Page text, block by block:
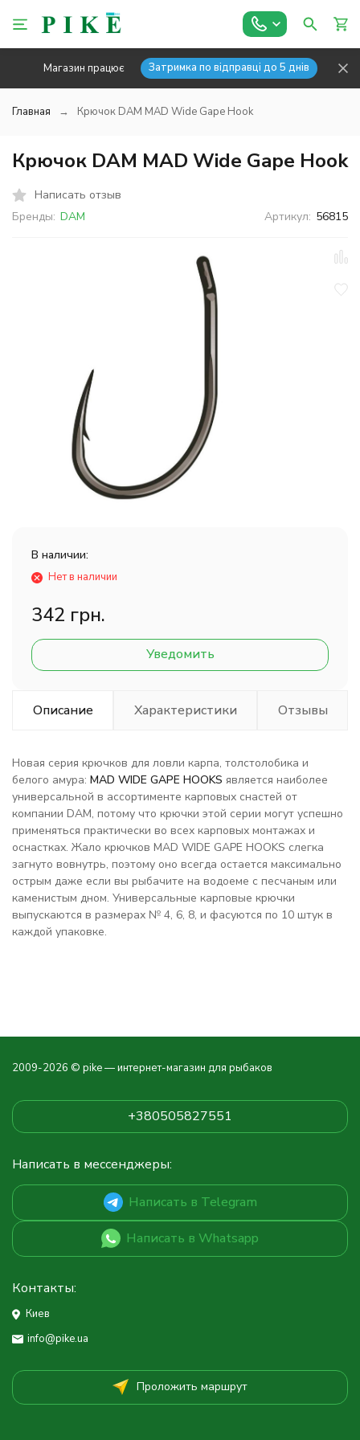
Магазин працює Затримка по відправці до 5 днів
Главная Крючок DAM MAD Wide Gape Hook
Крючок DAM MAD Wide Gape Hook
Написать отзыв
Бренды: DAM Артикул: 56815
В наличии:
Нет в наличии
342 грн.
Уведомить
Описание Характеристики Отзывы
Новая серия крючков для ловли карпа, толстолобика и
белого амура: MAD WIDE GAPE HOOKS является наиболее
универсальной в ассортименте карповых снастей от
компании DAM, потому что крючки этой серии могут успешно
применяться практически во всех карповых монтажах и
оснастках. Жало крючков MAD WIDE GAPE HOOKS слегка
загнуто вовнутрь, поэтому оно всегда остается максимально
острым даже если вы рыбачите на водоеме с песчаным или
каменистым дном. Универсальные карповые крючки
выпускаются в размерах № 4, 6, 8, и фасуются по 10 штук в
каждой упаковке.
2009-2026 © pike — интернет-магазин для рыбаков
+380505827551
Написать в мессенджеры:
Написать в Telegram
Написать в Whatsapp
Контакты:
Киев
info@pike.ua
Проложить маршрут